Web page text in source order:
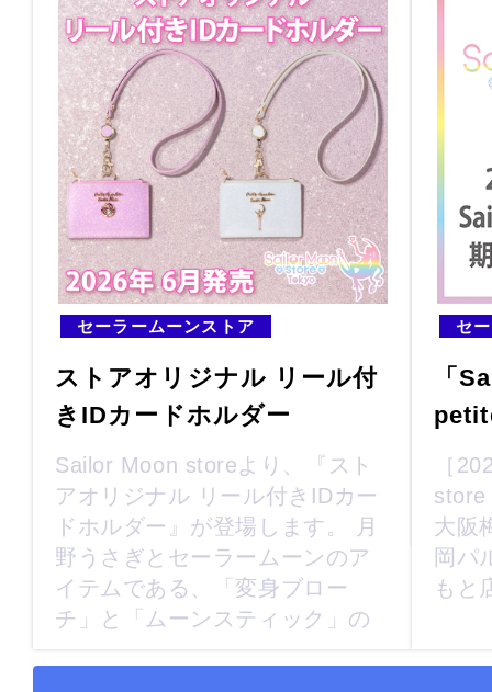
セーラームーンストア
ストアオリジナル リール付
きIDカードホルダー
Sailor Moon storeより、『スト
アオリジナル リール付きIDカー
ドホルダー』が登場します。 月
野うさぎとセーラームーンのア
イテムである、「変身ブロー
チ」と「ムーンスティック」の
セ
「
［
store
大阪
岡パ
もと